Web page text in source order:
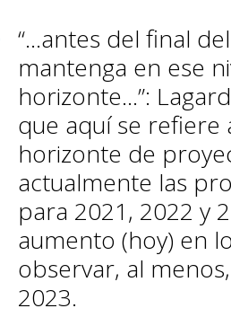
“…antes del final
mantenga en ese
horizonte…”:
que aquí se
horizonte de
actualmente las
para 2021, 2022 y
aumento (hoy) en
observar, al
2023.